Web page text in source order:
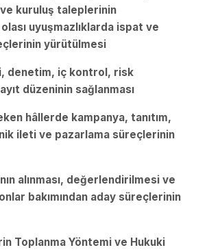
kuruluş taleplerinin
olası uyuşmazlıklarda ispat ve
yürütülmesi
denetim, iç kontrol, risk
düzeninin sağlanması
hâllerde kampanya, tanıtım,
ileti ve pazarlama süreçlerinin
alınması, değerlendirilmesi ve
bakımından aday süreçlerinin
Toplanma Yöntemi ve Hukuki